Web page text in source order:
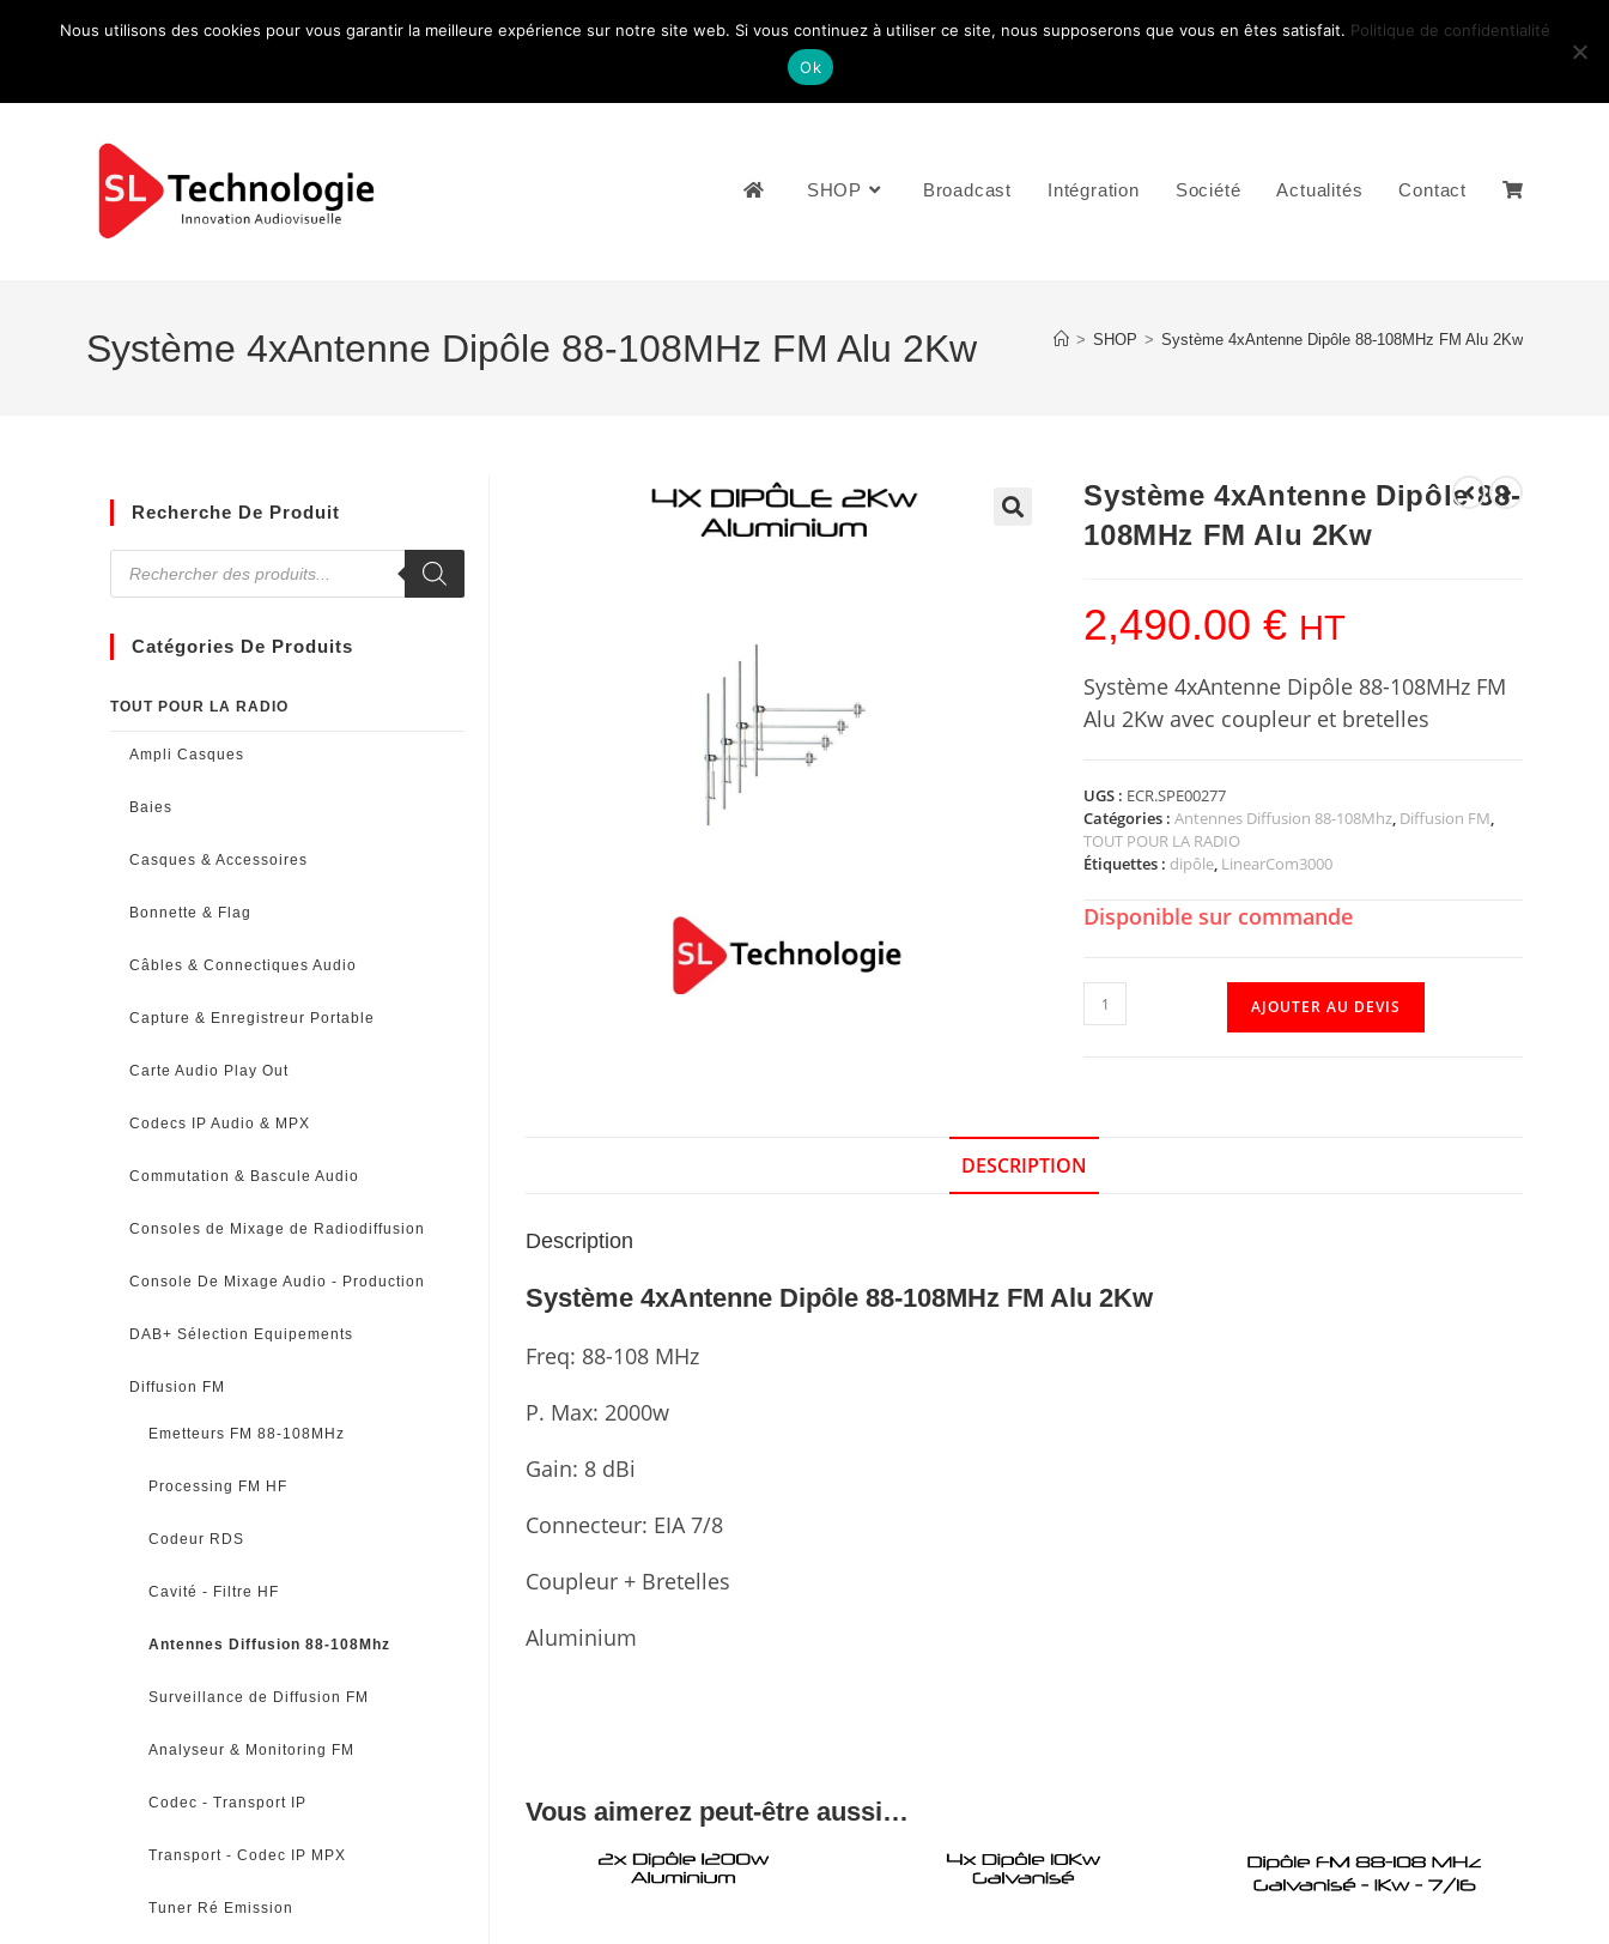
NOUS CONTACTEZ: +33 (0)4 77 81 49 35
SHOP Broadcast Intégration Société Actualités Contact
Système 4xAntenne Dipôle 88-108MHz FM Alu 2Kw > SHOP > Système 4xAntenne Dipôle 88-108MHz FM Alu 2Kw
Système 4xAntenne Dipôle 88-
108MHz FM Alu 2Kw
2,490.00€ HT
Système 4xAntenne Dipôle 88-108MHz FM
Alu 2Kw avec coupleur et bretelles
UGS : ECR.SPE00277
Catégories :Antennes Diffusion 88-108Mhz, Diffusion FM,
TOUT POUR LA RADIO
Étiquettes : dipôle, LinearCom3000
Disponible sur commande
AJOUTER AU DEVIS
DESCRIPTION
Description
Système 4xAntenne Dipôle 88-108MHz FM Alu 2Kw
Freq: 88-108 MHz
P. Max: 2000w
Gain: 8 dBi
Connecteur: EIA 7/8
Coupleur + Bretelles
Aluminium
Vous aimerez peut-être aussi…
Recherche De Produit
Catégories De Produits
TOUT POUR LA RADIO
Ampli Casques
Baies
Casques & Accessoires
Bonnette & Flag
Câbles & Connectiques Audio
Capture & Enregistreur Portable
Carte Audio Play Out
Codecs IP Audio & MPX
Commutation & Bascule Audio
Consoles de Mixage de Radiodiffusion
Console De Mixage Audio - Production
DAB+ Sélection Equipements
Diffusion FM
Emetteurs FM 88-108MHz
Processing FM HF
Codeur RDS
Cavité - Filtre HF
Antennes Diffusion 88-108Mhz
Surveillance de Diffusion FM
Analyseur & Monitoring FM
Codec - Transport IP
Transport - Codec IP MPX
Tuner Ré Emission
Nous utilisons des cookies pour vous garantir la meilleure expérience sur notre site web. Si vous continuez à utiliser ce site, nous supposerons que vous en êtes satisfait. Politique de confidentialité
Ok